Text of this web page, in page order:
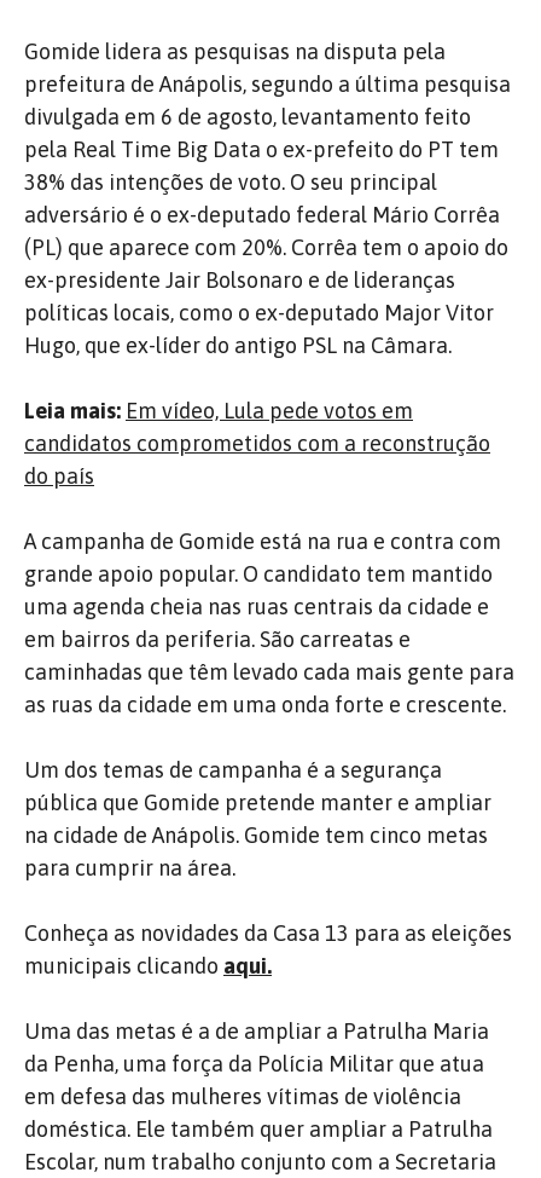
Gomide lidera as pesquisas na disputa pela
prefeitura de Anápolis, segundo a última pesquisa
divulgada em 6 de agosto, levantamento feito
pela Real Time Big Data o ex-prefeito do PT tem
38% das intenções de voto. O seu principal
adversário é o ex-deputado federal Mário Corrêa
(PL) que aparece com 20%. Corrêa tem o apoio do
ex-presidente Jair Bolsonaro e de lideranças
políticas locais, como o ex-deputado Major Vitor
Hugo, que ex-líder do antigo PSL na Câmara.
Leia mais: Em vídeo, Lula pede votos em
candidatos comprometidos com a reconstrução
do país
A campanha de Gomide está na rua e contra com
grande apoio popular. O candidato tem mantido
uma agenda cheia nas ruas centrais da cidade e
em bairros da periferia. São carreatas e
caminhadas que têm levado cada mais gente para
as ruas da cidade em uma onda forte e crescente.
Um dos temas de campanha é a segurança
pública que Gomide pretende manter e ampliar
na cidade de Anápolis. Gomide tem cinco metas
para cumprir na área.
Conheça as novidades da Casa 13 para as eleições
municipais clicando aqui.
Uma das metas é a de ampliar a Patrulha Maria
da Penha, uma força da Polícia Militar que atua
em defesa das mulheres vítimas de violência
doméstica. Ele também quer ampliar a Patrulha
Escolar, num trabalho conjunto com a Secretaria